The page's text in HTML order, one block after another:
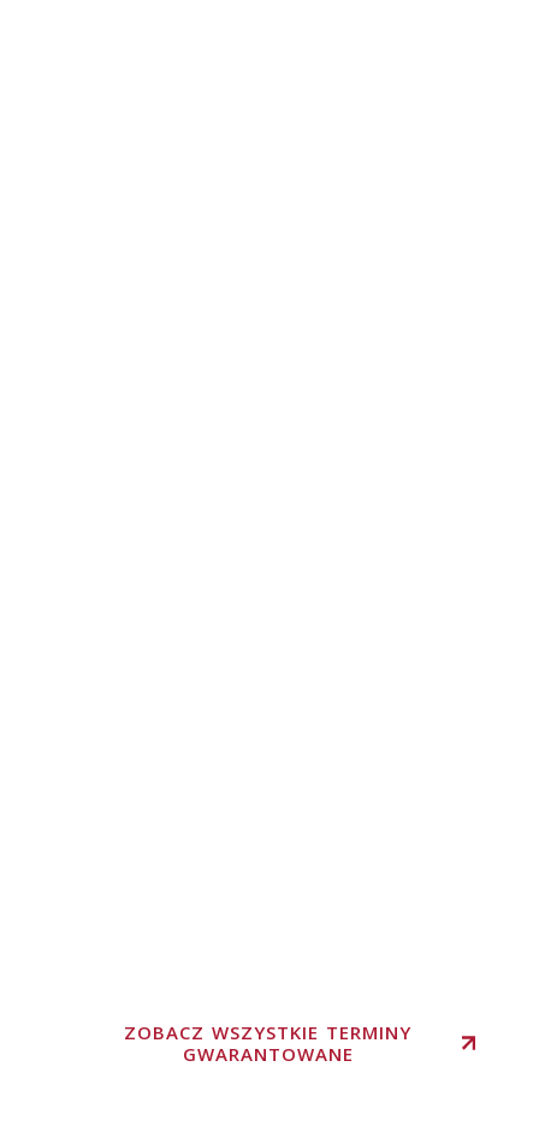
ZOBACZ WSZYSTKIE TERMINY
GWARANTOWANE